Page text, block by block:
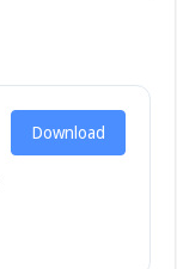
Download